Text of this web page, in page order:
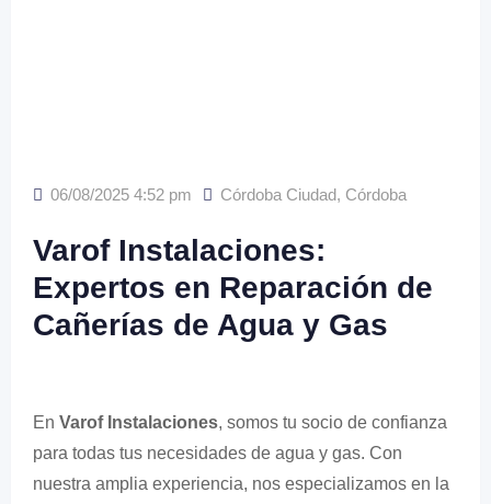
06/08/2025 4:52 pm Córdoba Ciudad, Córdoba
Varof Instalaciones:
Expertos en Reparación de
Cañerías de Agua y Gas
En Varof Instalaciones, somos tu socio de confianza
para todas tus necesidades de agua y gas. Con
nuestra amplia experiencia, nos especializamos en la